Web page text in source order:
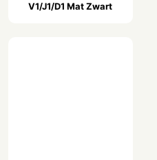
V1/J1/D1 Mat Zwart